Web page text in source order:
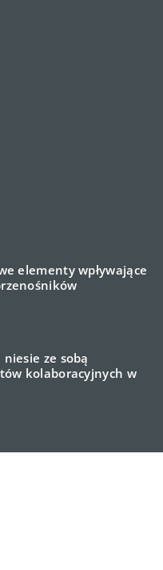
elementy wpływające
ze sobą
kolaboracyjnych w